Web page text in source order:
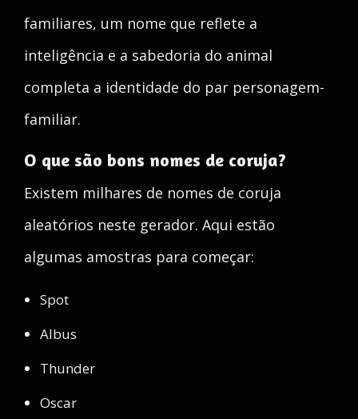
familiares, um nome que reflete a
inteligência e a sabedoria do animal
completa a identidade do par personagem-
familiar.
O que são bons nomes de coruja?
Existem milhares de nomes de coruja
aleatórios neste gerador. Aqui estão
algumas amostras para começar:
Spot
Albus
Thunder
Oscar